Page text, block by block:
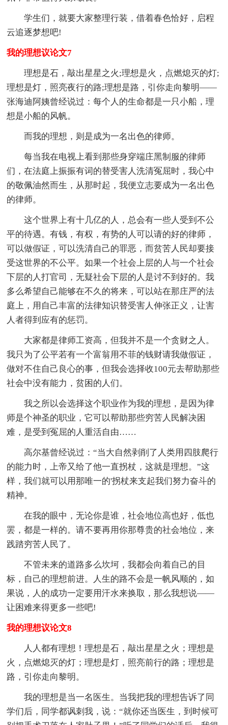
学生们，就要大家整理行装，借着春色恰好，启程
云追逐梦想吧!
我的理想议论文7
理想是石，敲出星星之火;理想是火，点燃熄灭的灯;
理想是灯，照亮夜行的路;理想是路，引你走向黎明——
张海迪阿姨曾经说过：每个人的生命都是一只小船，理
想是小船的风帆。
而我的理想，则是成为一名出色的律师。
每当我在电视上看到那些身穿端庄黑制服的律师
们，在法庭上振振有词的替受害人洗清冤屈时，我心中
的敬佩油然而生，从那时起，我便立志要成为一名出色
的律师。
这个世界上有十几亿的人，总会有一些人受到不公
平的待遇。有钱，有权，有势的人可以请的好的律师，
可以做假证，可以洗清自己的罪恶，而贫苦人民却要接
受这世界的不公平。如果一个社会上层的人与一个社会
下层的人打官司，无疑社会下层的人是讨不到好的。我
多么希望自己能够在不久的将来，可以站在那庄严的法
庭上，用自己丰富的法律知识替受害人伸张正义，让害
人者得到应有的惩罚。
大家都是律师工资高，但我并不是一个贪财之人。
我只为了公平若有一个富翁用不菲的钱财请我做假证，
做对不住自己良心的事，但我会选择收100元去帮助那些
社会中没有能力，贫困的人们。
我之所以会选择这个职业作为我的理想，是因为律
师是个神圣的职业，它可以帮助那些穷苦人民解决困
难，是受到冤屈的人重活自由……
高尔基曾经说过：“当大自然剥削了人类用四肢爬行
的能力时，上帝又给了他一直拐杖，这就是理想。”这
样，我们就可以用那唯一的'拐杖来支起我们努力奋斗的
精神。
在我的眼中，无论你是谁，社会地位高也好，低也
罢，都是一样的。请不要再用你那尊贵的社会地位，来
践踏穷苦人民了。
不管未来的道路多么坎坷，我都会向着自己的目
标，自己的理想前进。人生的路不会是一帆风顺的，如
果说，人的成功一定要用汗水来换取，那么我想说——
让困难来得更多一些吧!
我的理想议论文8
人人都有理想！理想是石，敲出星星之火；理想是
火，点燃熄灭的灯；理想是灯，照亮前行的路；理想是
路，引你走向黎明。
我的理想是当一名医生。当我把我的理想告诉了同
学们后，同学都讽刺我，说：“就你还当医生，到时候可